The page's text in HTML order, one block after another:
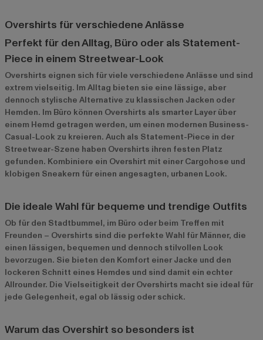
Overshirts für verschiedene Anlässe
Perfekt für den Alltag, Büro oder als Statement-
Piece in einem Streetwear-Look
Overshirts eignen sich für viele verschiedene Anlässe und sind
extrem vielseitig. Im Alltag bieten sie eine lässige, aber
dennoch stylische Alternative zu klassischen Jacken oder
Hemden. Im Büro können Overshirts als smarter Layer über
einem Hemd getragen werden, um einen modernen Business-
Casual-Look zu kreieren. Auch als Statement-Piece in der
Streetwear-Szene haben Overshirts ihren festen Platz
gefunden. Kombiniere ein Overshirt mit einer Cargohose und
klobigen Sneakern für einen angesagten, urbanen Look.
Die ideale Wahl für bequeme und trendige Outfits
Ob für den Stadtbummel, im Büro oder beim Treffen mit
Freunden – Overshirts sind die perfekte Wahl für Männer, die
einen lässigen, bequemen und dennoch stilvollen Look
bevorzugen. Sie bieten den Komfort einer Jacke und den
lockeren Schnitt eines Hemdes und sind damit ein echter
Allrounder. Die Vielseitigkeit der Overshirts macht sie ideal für
jede Gelegenheit, egal ob lässig oder schick.
Warum das Overshirt so besonders ist